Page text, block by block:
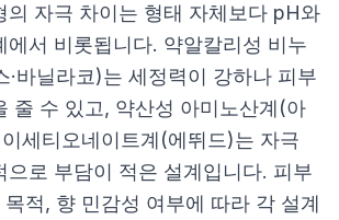
의 자극 차이는 형태 자체보다 pH와
에서 비롯됩니다. 약알칼리성 비누
·바닐라코)는 세정력이 강하나 피부
줄 수 있고, 약산성 아미노산계(아
이세티오네이트계(에뛰드)는 자극
으로 부담이 적은 설계입니다. 피부
적, 향 민감성 여부에 따라 각 설계